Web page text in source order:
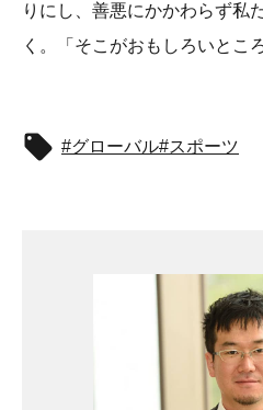
りにし、善悪にかかわらず私
く。「そこがおもしろいとこ
グローバル スポーツ